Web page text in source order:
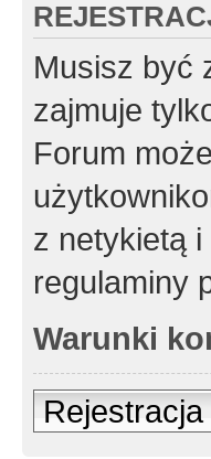
Musisz być
zajmuje
Forum
z netykietą
regulaminy
Warunki
Rejestracja